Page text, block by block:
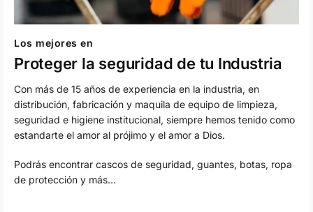
Los mejores en
Proteger la seguridad de tu Industria
Con más de 15 años de experiencia en la industria, en
distribución, fabricación y maquila de equipo de limpieza,
seguridad e higiene institucional, siempre hemos tenido como
estandarte el amor al prójimo y el amor a Dios.
Podrás encontrar cascos de seguridad, guantes, botas, ropa
de protección y más…